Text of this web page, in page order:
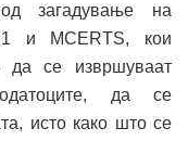
загадување на
и MCERTS, кои
да се извршуваат
да се
исто како што се